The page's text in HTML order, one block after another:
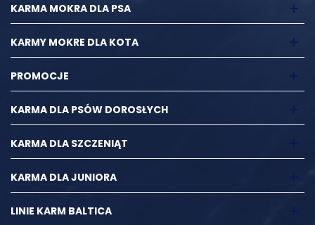
KARMA MOKRA DLA PSA
KARMY MOKRE DLA KOTA
PROMOCJE
KARMA DLA PSÓW DOROSŁYCH
KARMA DLA SZCZENIĄT
KARMA DLA JUNIORA
LINIE KARM BALTICA